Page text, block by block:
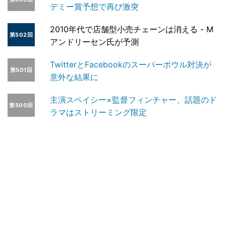
デミー賞予想で再び激突
第502回
2010年代で店舗型小売チェーンは消える - M
アンドリーセン氏が予測
第501回
TwitterとFacebookのスーパーボウル対決が
意外な結果に
第500回
主演スペイシー×監督フィンチャー、話題のド
ラマはストリーミング限定